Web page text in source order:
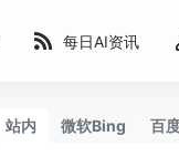
每日AI资讯
站内 微软Bing 百